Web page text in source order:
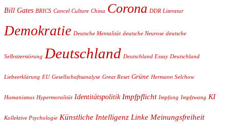
Bill Gates BRICS Cancel Culture China Corona DDR Literatur
Demokratie Deutsche Mentalität deutsche Neurose deutsche
Selbstzerstörung Deutschland Deutschland Essay Deutschland
Liebeerklärung EU Gesellschaftsanalyse Great Reset Grüne Hermann Selchow
Humanismus Hypermoralität Identitätspolitik Impfpflicht Impfung Impfzwang KI
Kollektive Psychologie Künstliche Intelligenz Linke Meinungsfreiheit